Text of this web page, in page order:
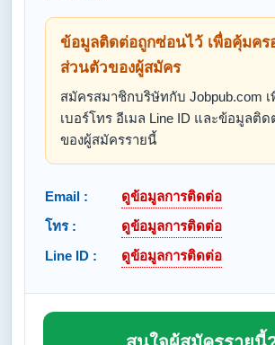
ข้อมูลติดต่อถูกซ่อนไว้ เพื่อคุ้มคร
ส่วนตัวของผู้สมัคร
สมัครสมาชิกบริษัทกับ Jobpub.com เ
เบอร์โทร อีเมล Line ID และข้อมูลติ
ของผู้สมัครรายนี้
Email :
ดูข้อมูลการติดต่อ
โทร :
ดูข้อมูลการติดต่อ
Line ID :
ดูข้อมูลการติดต่อ